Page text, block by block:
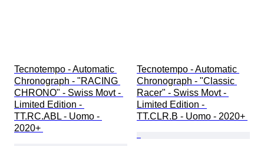
Tecnotempo - Automatic
Chronograph - "RACING
CHRONO" - Swiss Movt -
Limited Edition -
TT.RC.ABL - Uomo -
2020+
Tecnotempo - Automatic
Chronograph - "Classic
Racer" - Swiss Movt -
Limited Edition -
TT.CLR.B - Uomo - 2020+